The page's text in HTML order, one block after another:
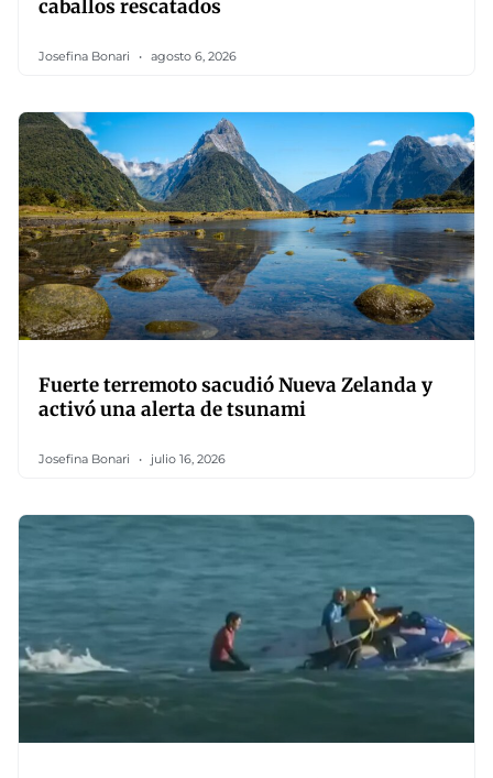
caballos rescatados
Josefina Bonari agosto 6, 2026
Fuerte terremoto sacudió Nueva Zelanda y
activó una alerta de tsunami
Josefina Bonari julio 16, 2026